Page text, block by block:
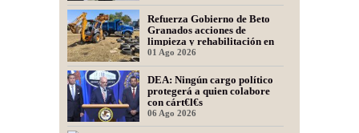
Refuerza Gobierno de Beto
Granados acciones de
limpieza y rehabilitación en
Los Presidentes
01 Ago 2026
DEA: Ningún cargo político
protegerá a quien colabore
con cárt€l€s
06 Ago 2026